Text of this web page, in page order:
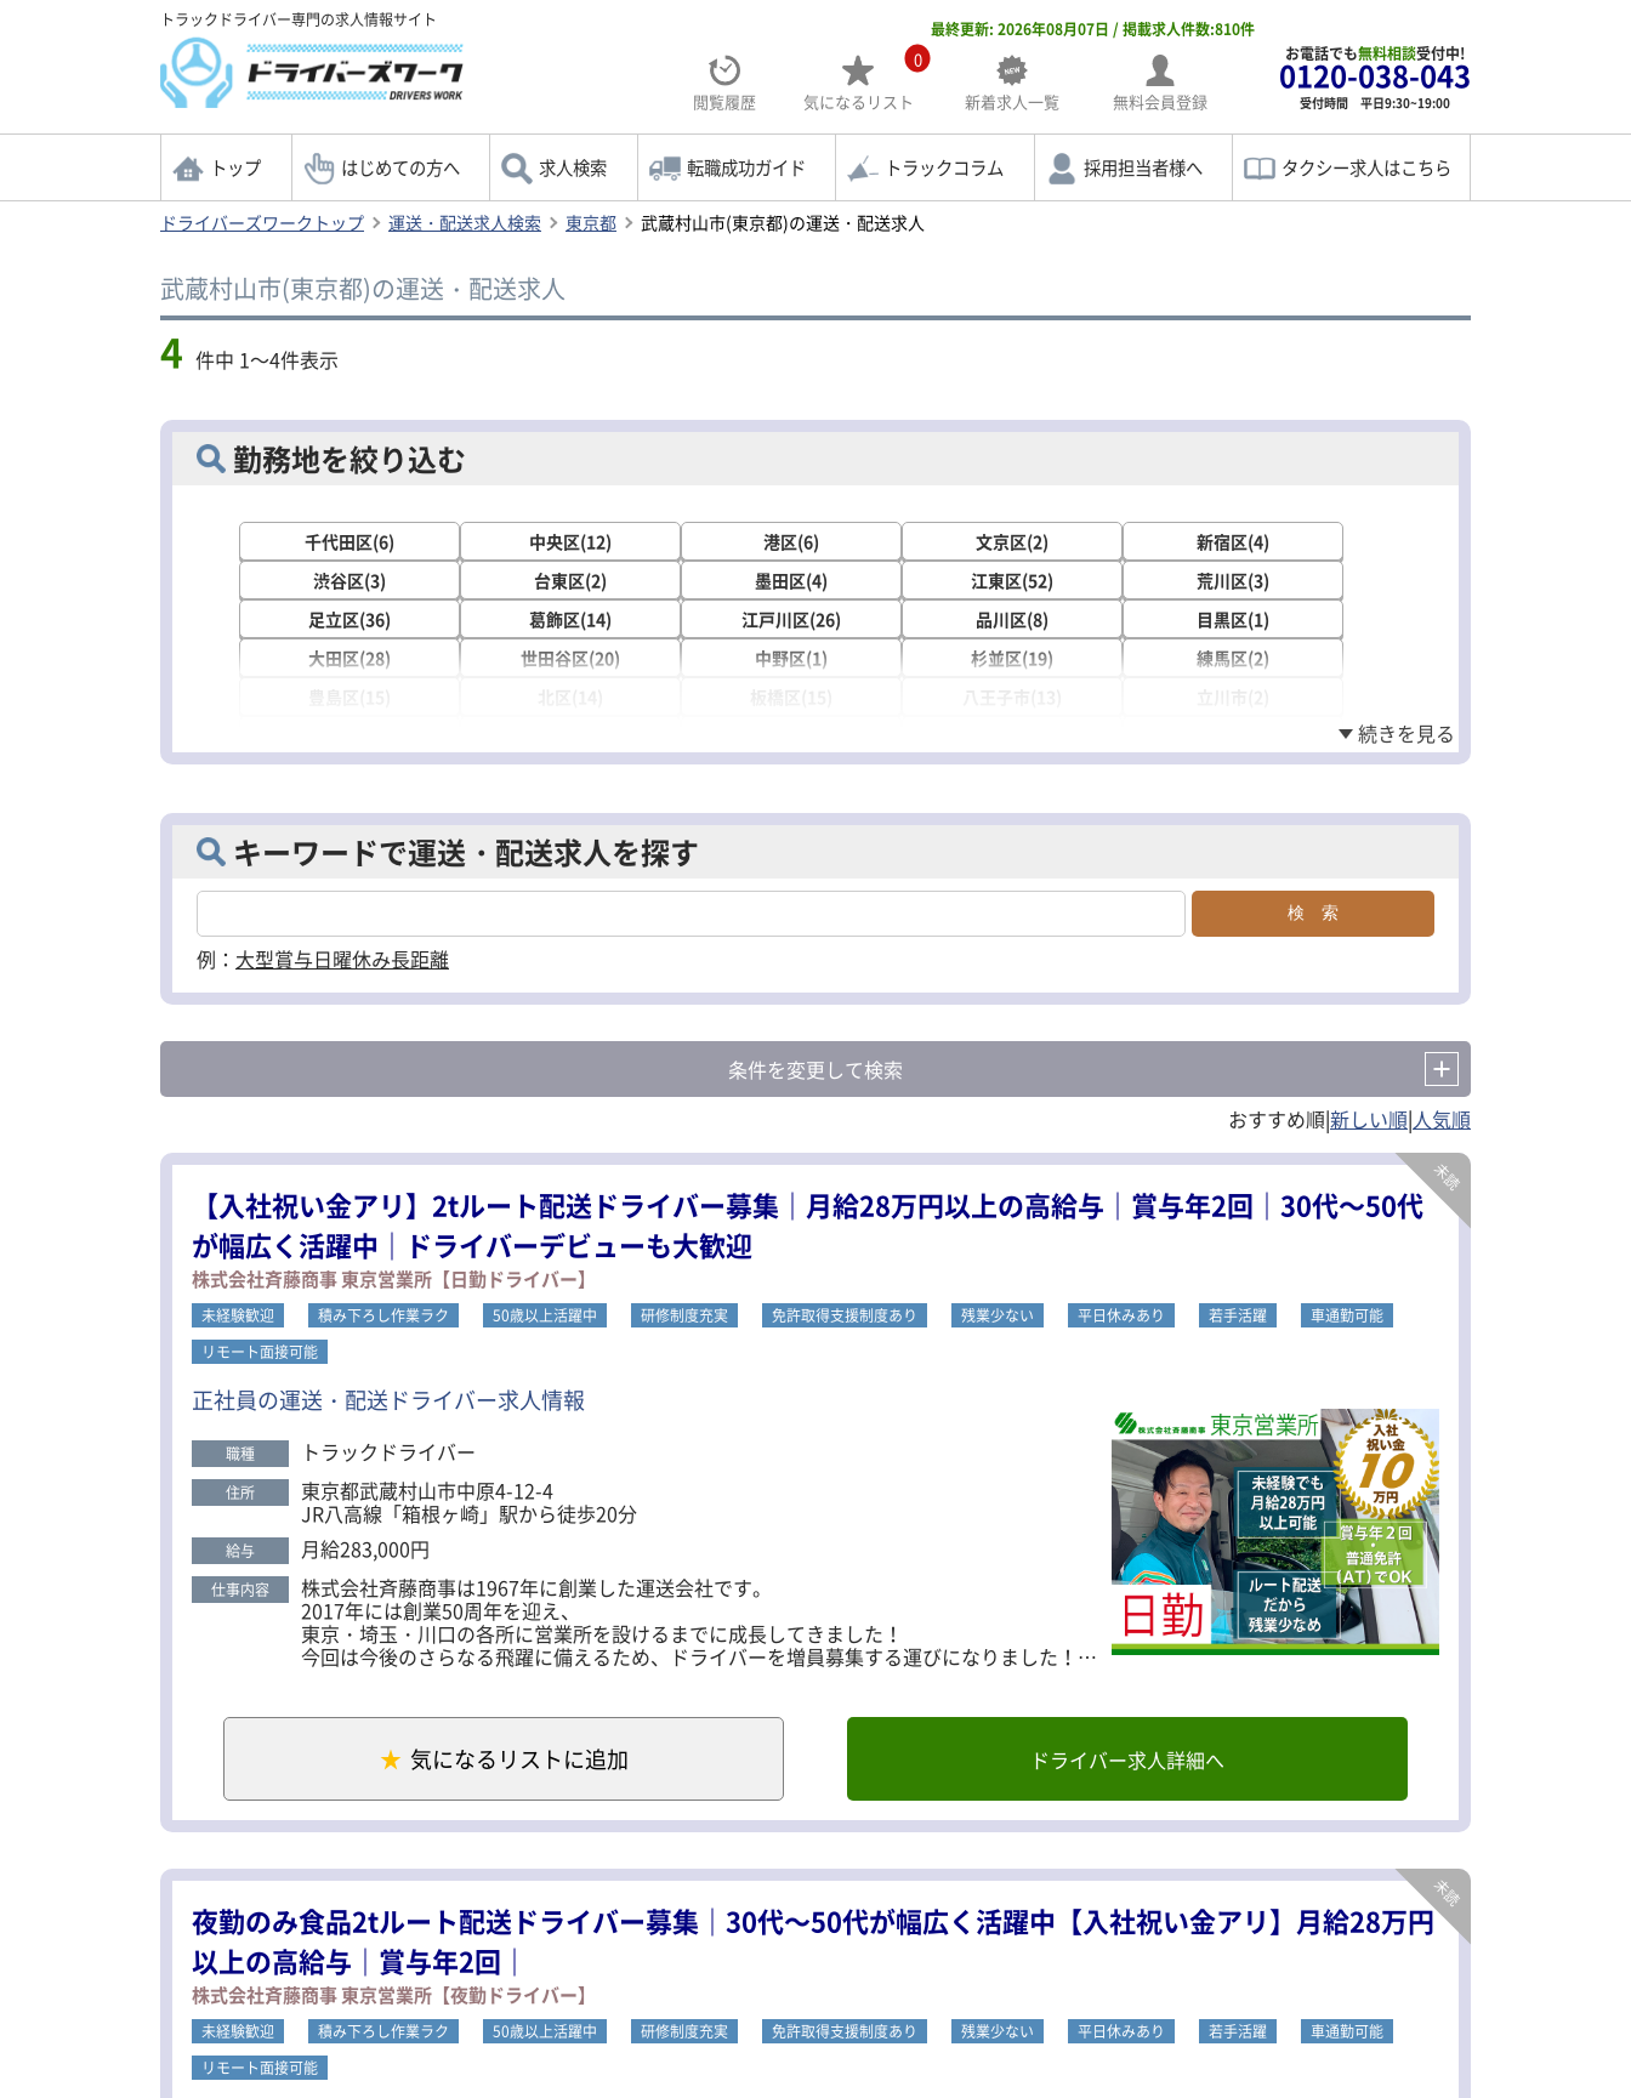
トラックドライバー専門の求人情報サイト 最終更新: 2026年08月07日 / 掲載求人件数:810件
新着求人一覧
閲覧履歴
0
気になる リスト 無料会員登録
お電話でも無料相談受付中!
0120-038-043
受付時間 平日9:30~19:00
トップ はじめての方へ 求人検索 転職成功ガイド トラックコラム 採用担当者様へ タクシー求人はこちら
ドライバーズワークトップ 運送・配送求人検索 東京都 武蔵村山市(東京都)の運送・配送求人
武蔵村山市(東京都)の運送・配送求人
4 件中 1～4件表示
勤務地を絞り込む
千代田区(6) 中央区(12) 港区(6) 文京区(2)
新宿区(4)
渋谷区(3)
台東区(2) 墨田区(4) 江東区(52)
荒川区(3)
足立区(36)
葛飾区(14) 江戸川区(26) 品川区(8)
目黒区(1)
大田区(28)
世田谷区(20) 中野区(1) 杉並区(19)
練馬区(2)
国分寺市(1)
国立市(1) 福生市(1) 狛江市(1)
東大和市(1)
清瀬市(1)
東久留米市(1)
羽村市(2)
あきる野市(1) 西東京市(2) 西多摩郡(3)
キーワードで運送・配送求人を探す
例： 大型賞与日曜休み長距離
条件を変更して検索
|
|
【入社祝い金アリ】2tルート配送ドライバー募集｜月給28万円以上の高給与｜賞与年2回｜30代～50代
が幅広く活躍中｜ドライバーデビューも大歓迎
株式会社斉藤商事 東京営業所【日勤ドライバー】
未経験歓迎 積み下ろし作業ラク 50歳以上活躍中 研修制度充実 免許取得支援制度あり 残業少ない 平日休みあり 若手活躍
車通勤可能
リモート面接可能
正社員の運送・配送ドライバー求人情報
職種 トラックドライバー
住所 東京都武蔵村山市中原4-12-4
JR八高線「箱根ヶ崎」駅から徒歩20分
給与 月給283,000円
仕事内容 株式会社斉藤商事は1967年に創業した運送会社です。
2017年には創業50周年を迎え、
東京・埼玉・川口の各所に営業所を設けるまでに成長してきました！
今回は今後のさらなる飛躍に備えるため、ドライバーを増員募集する運びになりました！
■今なら入社祝い金10万円支給！（3ヶ月勤務後）
■年間休日111日でプライベートとの両立もできる！
■2tドライバーで月給28万円以上の高水準！
■未経験でも始めやすいルート配送！
また当社は某テーマパークの割引優待や、誕生日祝い、賞与は年2回等、
嬉しい福利厚生が目白押し！
その他気になる点やご要望等があれば、詳細をご説明します。
ぜひ私たちと一緒に働きませんか？
＜仕事内容＞
2t車での食品ルート配送のお仕事をお任せします。
配送先は誰もが知る大手コンビニエンスストア。
当日配送する商品を数量チェックのみ行い、
基本的に毎回同じ車両・固定ルートを運転します。
気になるリストに追加 ドライバー求人詳細へ
夜勤のみ食品2tルート配送ドライバー募集｜30代～50代が幅広く活躍中【入社祝い金アリ】月給28万円
以上の高給与｜賞与年2回｜
株式会社斉藤商事 東京営業所【夜勤ドライバー】
未経験歓迎 積み下ろし作業ラク 50歳以上活躍中 研修制度充実 免許取得支援制度あり 残業少ない 平日休みあり 若手活躍
車通勤可能
リモート面接可能